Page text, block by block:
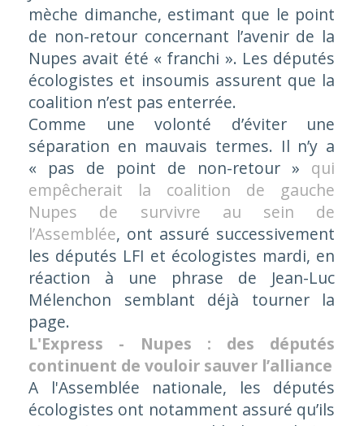
mèche dimanche, estimant que le point
de non-retour concernant l’avenir de la
Nupes avait été « franchi ». Les députés
écologistes et insoumis assurent que la
coalition n’est pas enterrée.
Comme une volonté d’éviter une
séparation en mauvais termes. Il n’y a
« pas de point de non-retour » qui
empêcherait la coalition de gauche
Nupes de survivre au sein de
l’Assemblée, ont assuré successivement
les députés LFI et écologistes mardi, en
réaction à une phrase de Jean-Luc
Mélenchon semblant déjà tourner la
page.
L'Express - Nupes : des députés
continuent de vouloir sauver l’alliance
A l'Assemblée nationale, les députés
écologistes ont notamment assuré qu’ils